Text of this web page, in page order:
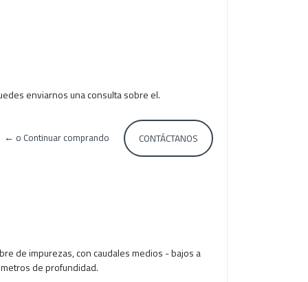
enviarnos una consulta sobre el.
CONTÁCTANOS
← o Continuar comprando
de impurezas, con caudales medios - bajos a
de profundidad.